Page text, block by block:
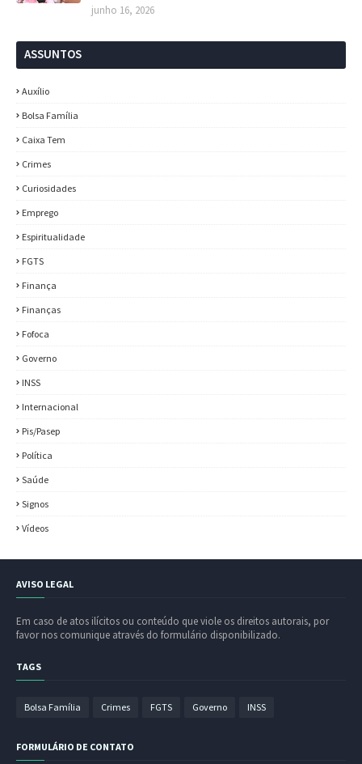
junho 16, 2026
ASSUNTOS
Auxílio
Bolsa Família
Caixa Tem
Crimes
Curiosidades
Emprego
Espiritualidade
FGTS
Finança
Finanças
Fofoca
Governo
INSS
Internacional
Pis/Pasep
Política
Saúde
Signos
Vídeos
AVISO LEGAL
Em caso de atos ilícitos ou conteúdo que viole os direitos autorais, por
favor nos comunique através do formulário disponibilizado.
TAGS
Bolsa Família Crimes FGTS Governo INSS
FORMULÁRIO DE CONTATO